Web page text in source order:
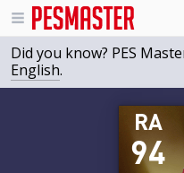
Did you know? PES
English.
94
RA